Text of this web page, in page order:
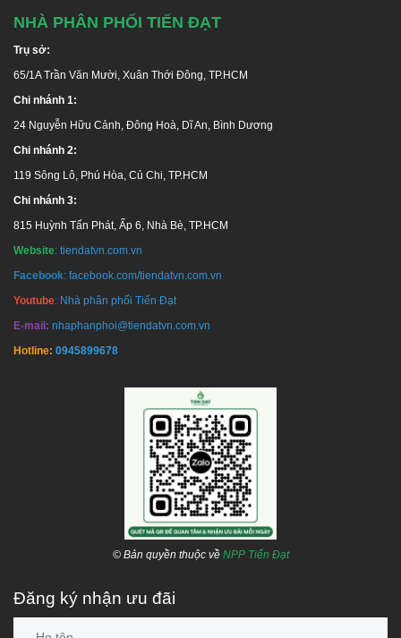
NHÀ PHÂN PHỐI TIẾN ĐẠT
Trụ sở:
65/1A Trần Văn Mười, Xuân Thới Đông, TP.HCM
Chi nhánh 1:
24 Nguyễn Hữu Cảnh, Đông Hoà, Dĩ An, Bình Dương
Chi nhánh 2:
119 Sông Lô, Phú Hòa, Củ Chi, TP.HCM
Chi nhánh 3:
815 Huỳnh Tấn Phát, Ấp 6, Nhà Bè, TP.HCM
Website: tiendatvn.com.vn
Facebook: facebook.com/tiendatvn.com.vn
Youtube: Nhà phân phối Tiến Đạt
E-mail: nhaphanphoi@tiendatvn.com.vn
Hotline: 0945899678
© Bản quyền thuộc về NPP Tiến Đạt
Đăng ký nhận ưu đãi